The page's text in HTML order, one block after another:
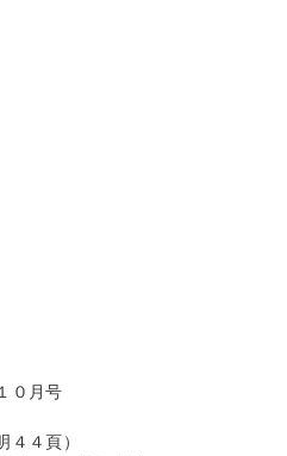
０月号
４頁）